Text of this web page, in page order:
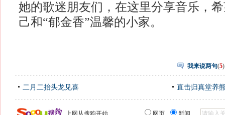
她的歌迷朋友们，在这里分享音乐，
己和“郁金香”温馨的小家。
我来说两句(5)
二月二抬头龙见喜 直击归真堂养
上网从搜狗开始 网页 新闻